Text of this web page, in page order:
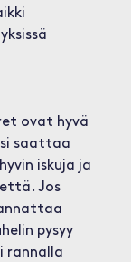
ovat hyvä
saattaa
iskuja ja
Jos
pysyy
rannalla